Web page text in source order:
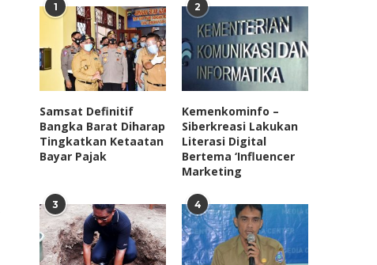
1
Samsat Definitif
Bangka Barat Diharap
Tingkatkan Ketaatan
Bayar Pajak
2
Kemenkominfo –
Siberkreasi Lakukan
Literasi Digital
Bertema ‘Influencer
Marketing
3 4